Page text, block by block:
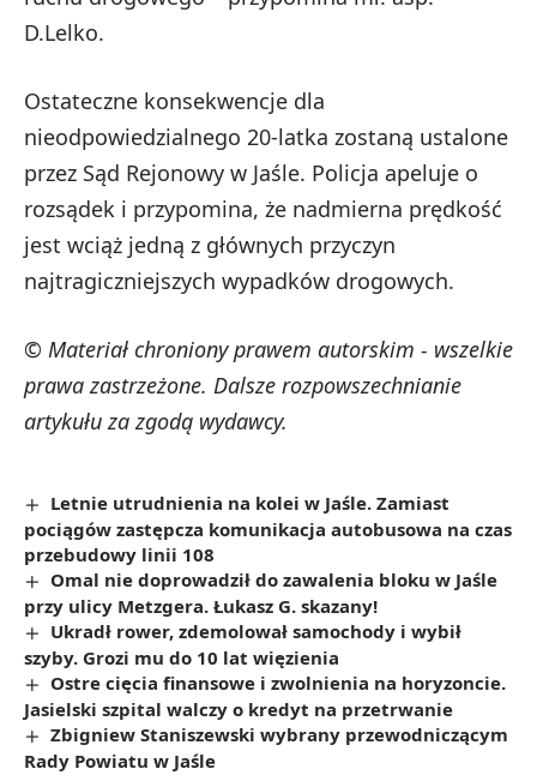
D.Lelko.
Ostateczne konsekwencje dla
nieodpowiedzialnego 20-latka zostaną ustalone
przez Sąd Rejonowy w Jaśle. Policja apeluje o
rozsądek i przypomina, że nadmierna prędkość
jest wciąż jedną z głównych przyczyn
najtragiczniejszych wypadków drogowych.
© Materiał chroniony prawem autorskim - wszelkie
prawa zastrzeżone. Dalsze rozpowszechnianie
artykułu za zgodą wydawcy.
Letnie utrudnienia na kolei w Jaśle. Zamiast
pociągów zastępcza komunikacja autobusowa na czas
przebudowy linii 108
Omal nie doprowadził do zawalenia bloku w Jaśle
przy ulicy Metzgera. Łukasz G. skazany!
Ukradł rower, zdemolował samochody i wybił
szyby. Grozi mu do 10 lat więzienia
Ostre cięcia finansowe i zwolnienia na horyzoncie.
Jasielski szpital walczy o kredyt na przetrwanie
Zbigniew Staniszewski wybrany przewodniczącym
Rady Powiatu w Jaśle